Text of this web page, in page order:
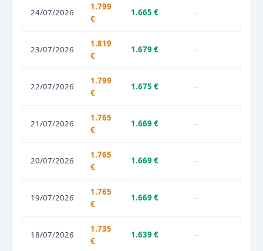
24/07/2026
1.799
€
1.665 € –
23/07/2026
1.819
€
1.679 € –
22/07/2026
1.799
€
1.675 € –
21/07/2026
1.765
€
1.669 € –
20/07/2026
1.765
€
1.669 € –
19/07/2026
1.765
€
1.669 € –
18/07/2026
1.735
€
1.639 € –